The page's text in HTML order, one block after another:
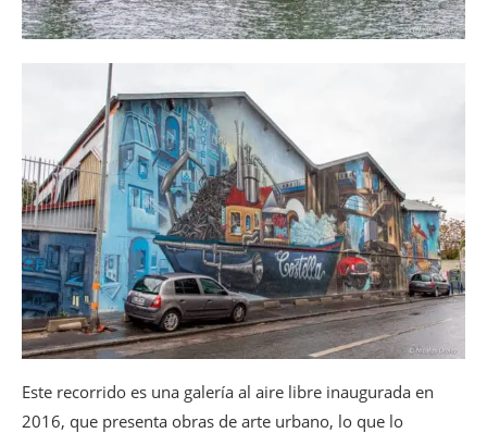
Este recorrido es una galería al aire libre inaugurada en
2016, que presenta obras de arte urbano, lo que lo